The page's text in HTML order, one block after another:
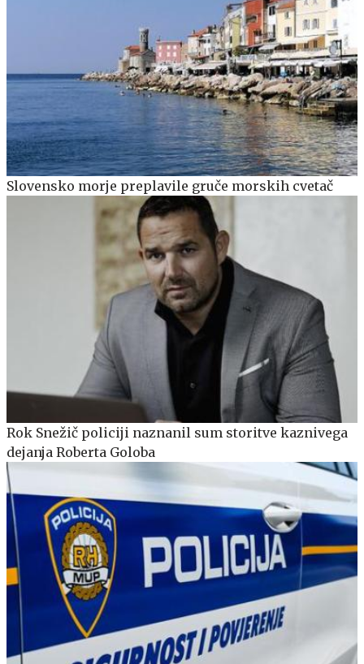
Slovensko morje preplavile gruče morskih cvetač
Rok Snežič policiji naznanil sum storitve kaznivega
dejanja Roberta Goloba